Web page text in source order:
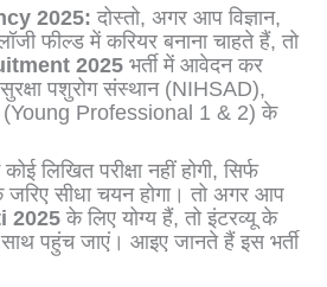
2025: दोस्तो, अगर आप विज्ञान,
फील्ड में करियर बनाना चाहते हैं, तो
2025भर्ती में आवेदन कर
पशुरोग संस्थान (NIHSAD),
(Young Professional 1 & 2) के
लिखित परीक्षा नहीं होगी, सिर्फ
सीधा चयन होगा। तो अगर आप
2025के लिए योग्य हैं, तो इंटरव्यू के
पहुंच जाएं। आइए जानते हैं इस भर्ती